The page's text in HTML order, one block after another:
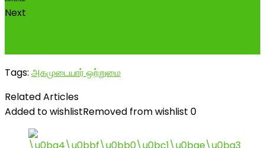
Next
Tags: அகமுடையார் ஒற்றுமை
Related Articles
Added to wishlistRemoved from wishlist 0